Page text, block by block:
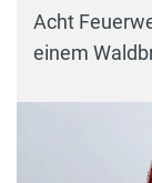
Acht
einem